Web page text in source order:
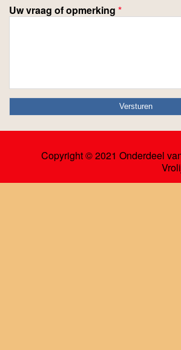
Uw vraag of opmerking *
Copyright © 2021 Onderdeel